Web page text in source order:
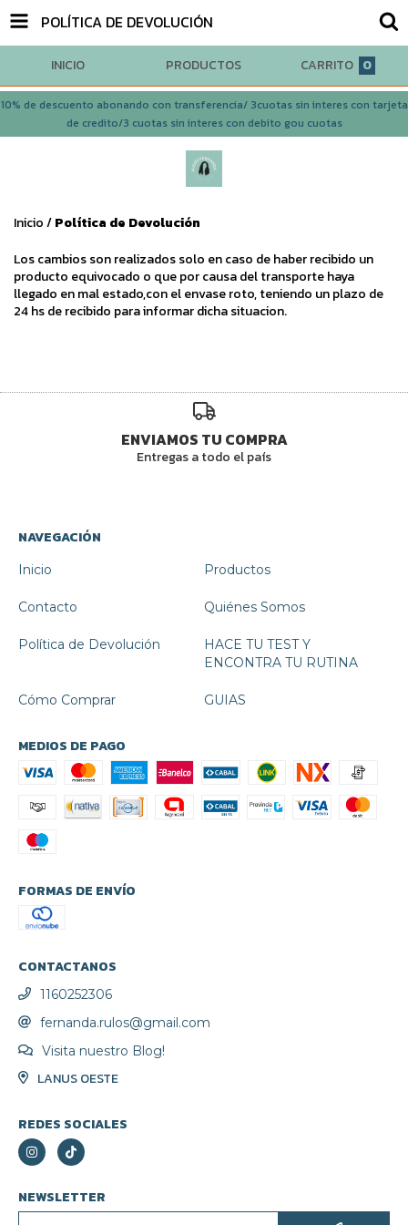
POLÍTICA DE DEVOLUCIÓN
INICIO PRODUCTOS CARRITO 0
10% de descuento abonando con transferencia/ 3cuotas sin interes con tarjeta
de credito/3 cuotas sin interes con debito gou cuotas
Inicio/Política de Devolución
Los cambios son realizados solo en caso de haber recibido un
producto equivocado o que por causa del transporte haya
llegado en mal estado,con el envase roto, teniendo un plazo de
24 hs de recibido para informar dicha situacion.
ENVIAMOS TU COMPRA
Entregas a todo el país
NAVEGACIÓN
Inicio Productos
Contacto Quiénes Somos
Política de Devolución
HACE TU TEST Y
ENCONTRA TU RUTINA
Cómo Comprar GUIAS
MEDIOS DE PAGO
FORMAS DE ENVÍO
CONTACTANOS
1160252306
fernanda.rulos@gmail.com
Visita nuestro Blog!
LANUS OESTE
REDES SOCIALES
NEWSLETTER